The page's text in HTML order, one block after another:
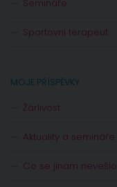
Semináře
Sportovní terapeut
MOJE PŘÍSPĚVKY
Žárlivost
Aktuality a semináře
Co se jinam nevešlo